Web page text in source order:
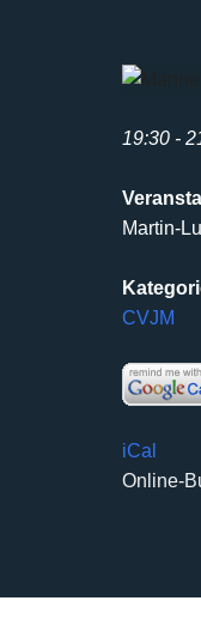
19:30 -
Martin-
CVJM
iCal
Online-